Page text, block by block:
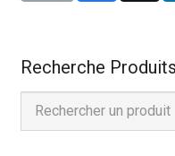
Recherche Produits